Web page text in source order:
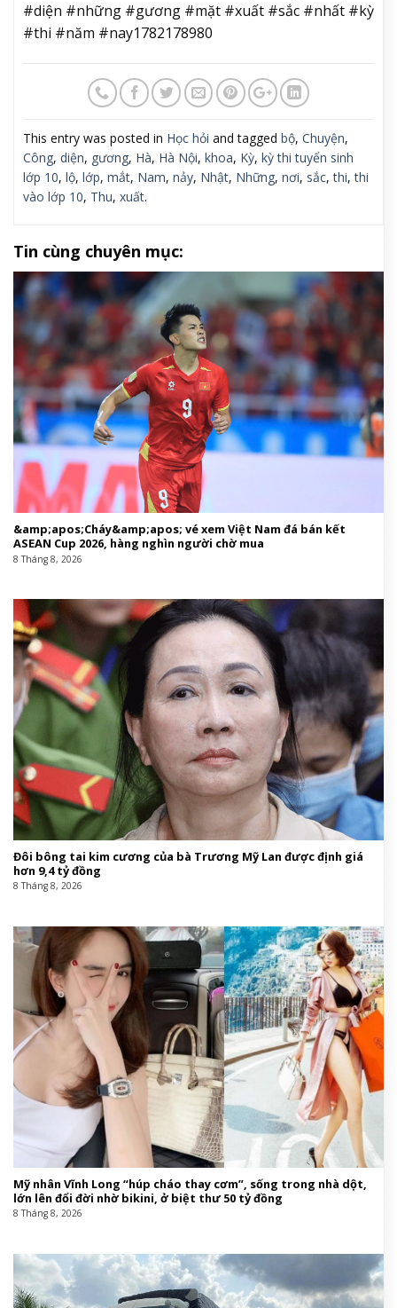
#diện #những #gương #mặt #xuất #sắc #nhất #kỳ
#thi #năm #nay1782178980
This entry was posted in Học hỏi and tagged bộ, Chuyện,
Công, diện, gương, Hà, Hà Nội, khoa, Kỳ, kỳ thi tuyển sinh
lớp 10, lộ, lớp, mắt, Nam, nảy, Nhật, Những, nơi, sắc,thi,thi
vào lớp 10, Thu, xuất.
Tin cùng chuyên mục:
&amp;apos;Cháy&amp;apos; vé xem Việt Nam đá bán kết
ASEAN Cup 2026, hàng nghìn người chờ mua
8 Tháng 8, 2026
Đôi bông tai kim cương của bà Trương Mỹ Lan được định giá
hơn 9,4 tỷ đồng
8 Tháng 8, 2026
Mỹ nhân Vĩnh Long “húp cháo thay cơm”, sống trong nhà dột,
lớn lên đổi đời nhờ bikini, ở biệt thư 50 tỷ đồng
8 Tháng 8, 2026